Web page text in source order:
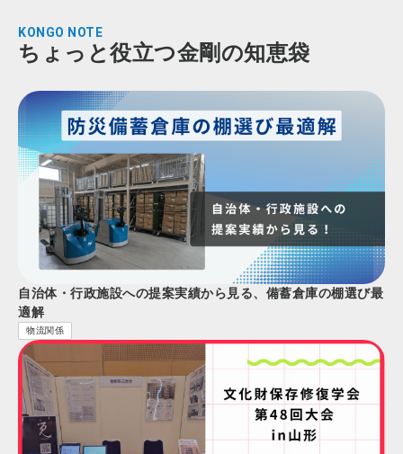
KONGO NOTE
ちょっと役立つ金剛の知恵袋
自治体・行政施設への提案実績から見る、備蓄倉庫の棚選び最
適解
物流関係